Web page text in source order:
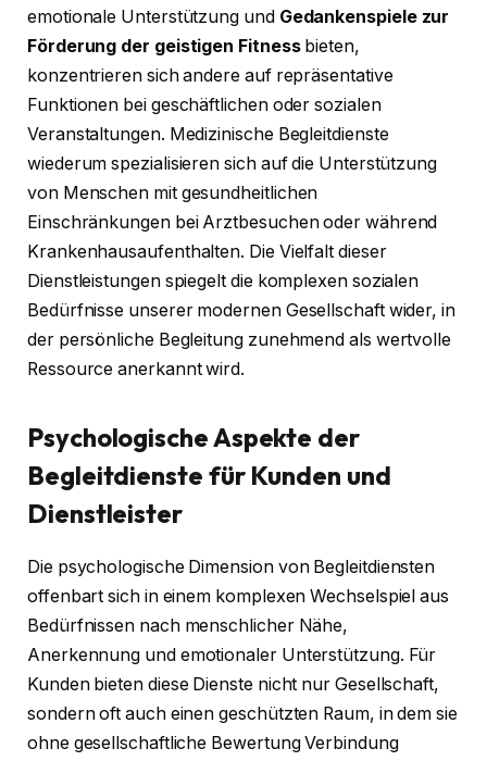
emotionale Unterstützung und Gedankenspiele zur
Förderung der geistigen Fitnessbieten,
konzentrieren sich andere auf repräsentative
Funktionen bei geschäftlichen oder sozialen
Veranstaltungen. Medizinische Begleitdienste
wiederum spezialisieren sich auf die Unterstützung
von Menschen mit gesundheitlichen
Einschränkungen bei Arztbesuchen oder während
Krankenhausaufenthalten. Die Vielfalt dieser
Dienstleistungen spiegelt die komplexen sozialen
Bedürfnisse unserer modernen Gesellschaft wider, in
der persönliche Begleitung zunehmend als wertvolle
Ressource anerkannt wird.
Psychologische Aspekte der
Begleitdienste für Kunden und
Dienstleister
Die psychologische Dimension von Begleitdiensten
offenbart sich in einem komplexen Wechselspiel aus
Bedürfnissen nach menschlicher Nähe,
Anerkennung und emotionaler Unterstützung. Für
Kunden bieten diese Dienste nicht nur Gesellschaft,
sondern oft auch einen geschützten Raum, in dem sie
ohne gesellschaftliche Bewertung Verbindung